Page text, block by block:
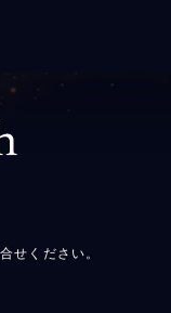
せください。